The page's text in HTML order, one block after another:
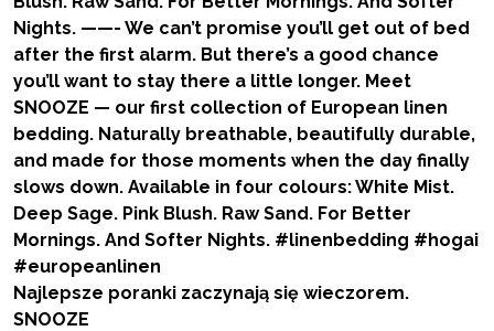
Najlepsze poranki zaczynają się wieczorem.
SNOOZE